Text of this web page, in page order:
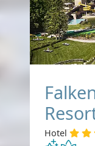
Hotel